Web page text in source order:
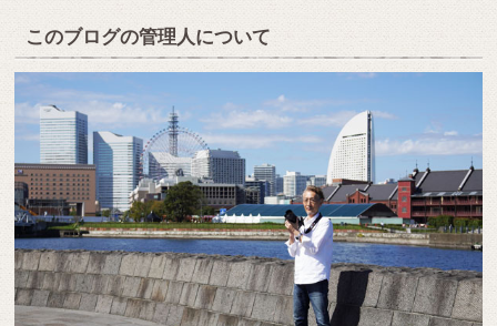
このブログの管理人について